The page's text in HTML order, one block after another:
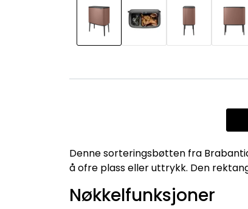
Denne sorteringsbøtten fra
å ofre plass eller uttrykk. Den
Nøkkelfunksjoner